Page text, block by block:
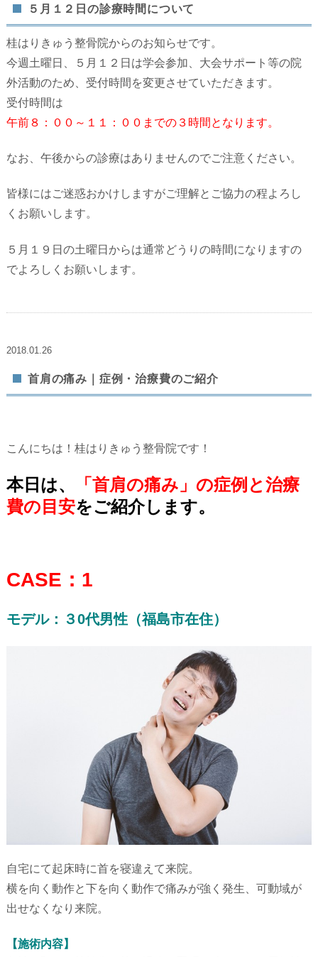
５月１２日の診療時間について
桂はりきゅう整骨院からのお知らせです。
今週土曜日、５月１２日は学会参加、大会サポート等の院
外活動のため、受付時間を変更させていただきます。
受付時間は
午前８：００～１１：００までの３時間となります。
なお、午後からの診療はありませんのでご注意ください。
皆様にはご迷惑おかけしますがご理解とご協力の程よろし
くお願いします。
５月１９日の土曜日からは通常どうりの時間になりますの
でよろしくお願いします。
2018.01.26
首肩の痛み｜症例・治療費のご紹介
こんにちは！桂はりきゅう整骨院です！
本日は、
「首肩の痛み」の症例と治療
費の目安をご紹介します。
CASE：1
モデル：３0代男性（福島市在住）
自宅にて起床時に首を寝違えて来院。
横を向く動作と下を向く動作で痛みが強く発生、 可動域が
出せなくなり来院。
【施術内容】